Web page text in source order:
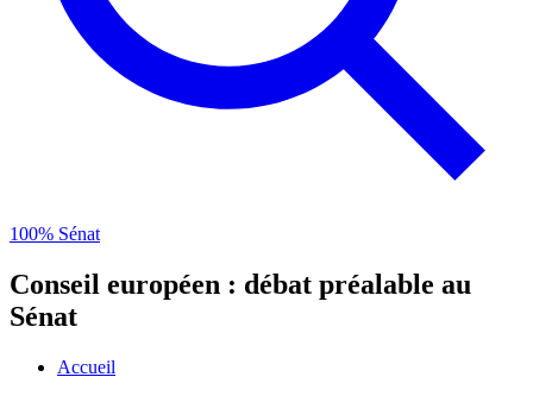
100% Sénat
Conseil européen : débat préalable au
Sénat
Accueil